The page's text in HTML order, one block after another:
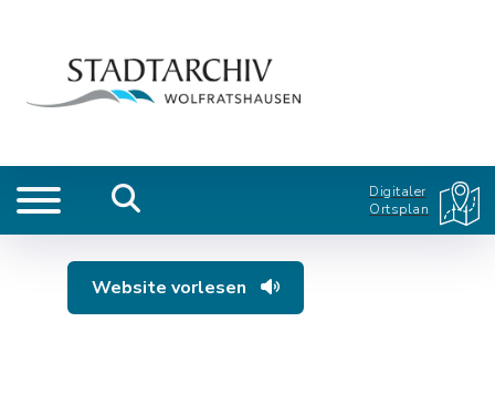
Digitaler
Ortsplan
Website vorlesen